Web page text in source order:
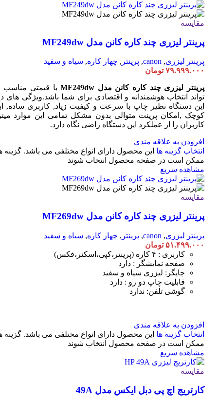
مقایسه
پرینتر لیزری چند کاره کانن مدل MF249dw
پرینتر لیزری,
canon
, پرینتر , چهار کاره, سیاه و سفید
۷۹.۹۹۹.۰۰۰ تومان
پرینتر لیزری چند کاره کانن مدل MF249dw
با قیمتی
تواند انتخاب هوشمندانه و اقتصادی برای شما باشد.ویژگی های
این دستگاه نظیر چاپ با سرعت و کیفیت زیاد, کاربری ساده,
کوچک ,امکان پرینت متوالی بدون مشکل تمامی این موارد
کاربران را از عملکرد این دستگاه راضی نگاه دارد.
افزودن به علاقه مندی
انتخاب گزینه ها این محصول دارای انواع مختلفی می باشد. گزینه
ممکن است در صفحه محصول انتخاب شوند
مشاهده سریع
مقایسه
پرینتر لیزری چند کاره کانن مدل MF269dw
پرینتر لیزری,
canon
, پرینتر , چهار کاره, سیاه و سفید
۵۱.۴۹۹.۰۰۰ تومان
کاربری : ۴ کاره (پرینتر،کپی،اسکنر،فکس)
صفحه نمایشگر : دارد
چاپگر: لیزری سیاه و سفید
قابلیت چاپ دو رو : دارد
گوشی تلفن: ندارد
افزودن به علاقه مندی
انتخاب گزینه ها این محصول دارای انواع مختلفی می باشد. گزینه
ممکن است در صفحه محصول انتخاب شوند
مشاهده سریع
مقایسه
کارتریج اچ پی دبل ایکس مدل 49A